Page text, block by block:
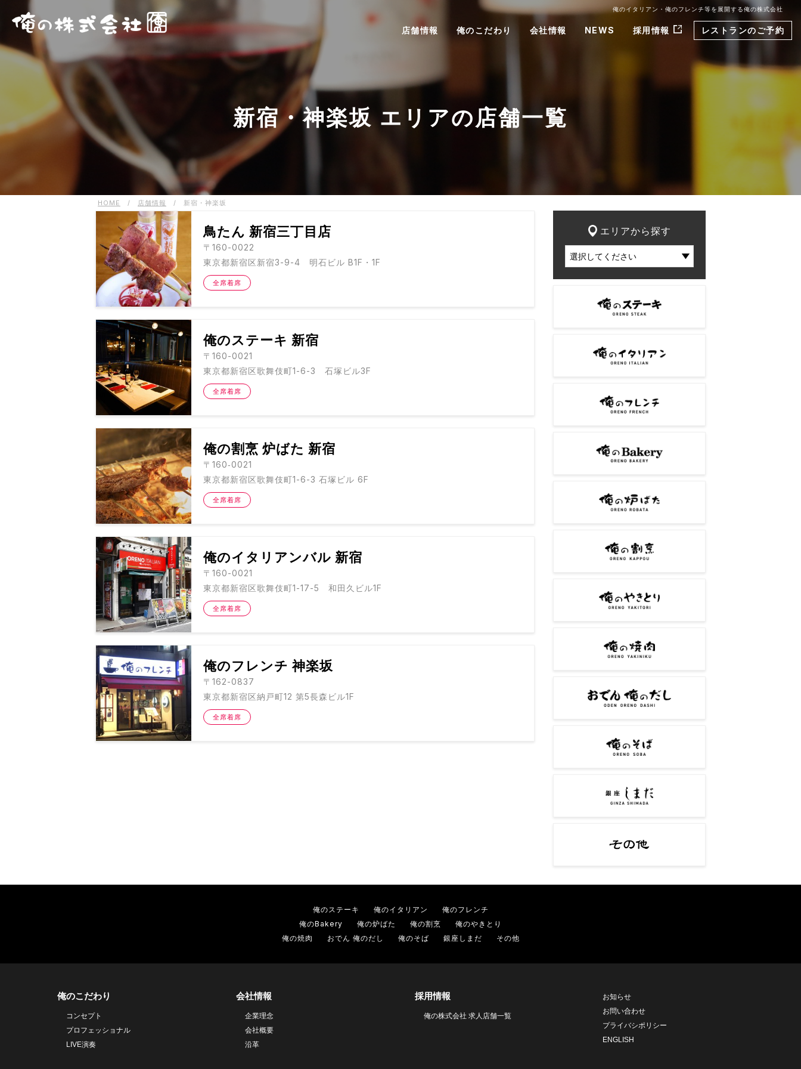
俺のイタリアン・俺のフレンチ等を展開する俺の株式会社
店舗情報 俺のこだわり 会社情報 NEWS 採用情報 レストランのご予約
新宿・神楽坂 エリアの店舗一覧
HOME / 店舗情報 / 新宿・神楽坂
鳥たん 新宿三丁目店
〒160-0022
東京都新宿区新宿3-9-4 明石ビル B1F・1F
全席着席
俺のステーキ 新宿
〒160-0021
東京都新宿区歌舞伎町1-6-3 石塚ビル3F
全席着席
俺の割烹 炉ばた 新宿
〒160‐0021
東京都新宿区歌舞伎町1-6-3 石塚ビル 6F
全席着席
俺のイタリアンバル 新宿
〒160-0021
東京都新宿区歌舞伎町1-17-5 和田久ビル1F
全席着席
俺のフレンチ 神楽坂
〒162-0837
東京都新宿区納戸町12 第5長森ビル1F
全席着席
エリアから探す
俺のステーキ 俺のイタリアン
俺のフレンチ
俺のBakery
俺の炉ばた 俺の割烹
俺のやきとり
俺の焼肉
おでん 俺のだし 俺のそば 銀座しまだ その他
俺のこだわり
コンセプト
プロフェッショナル
LIVE演奏
会社情報
企業理念
会社概要
沿革
採用情報
俺の株式会社 求人店舗一覧
お知らせ
お問い合わせ
プライバシポリシー
ENGLISH